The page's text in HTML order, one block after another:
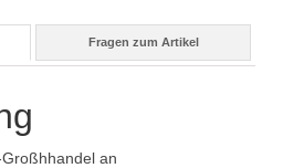
Fragen zum Artikel
an